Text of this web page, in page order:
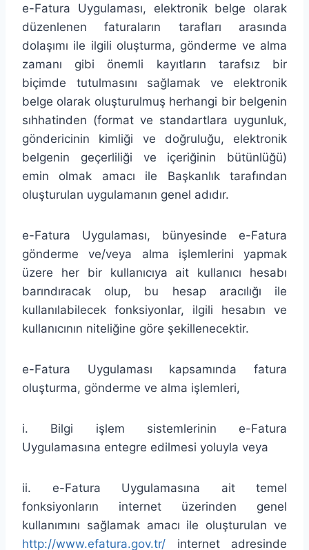
e-Fatura Uygulaması, elektronik belge olarak
düzenlenen faturaların tarafları arasında
dolaşımı ile ilgili oluşturma, gönderme ve alma
zamanı gibi önemli kayıtların tarafsız bir
biçimde tutulmasını sağlamak ve elektronik
belge olarak oluşturulmuş herhangi bir belgenin
sıhhatinden (format ve standartlara uygunluk,
göndericinin kimliği ve doğruluğu, elektronik
belgenin geçerliliği ve içeriğinin bütünlüğü)
emin olmak amacı ile Başkanlık tarafından
oluşturulan uygulamanın genel adıdır.
e-Fatura Uygulaması, bünyesinde e-Fatura
gönderme ve/veya alma işlemlerini yapmak
üzere her bir kullanıcıya ait kullanıcı hesabı
barındıracak olup, bu hesap aracılığı ile
kullanılabilecek fonksiyonlar, ilgili hesabın ve
kullanıcının niteliğine göre şekillenecektir.
e-Fatura Uygulaması kapsamında fatura
oluşturma, gönderme ve alma işlemleri,
i. Bilgi işlem sistemlerinin e-Fatura
Uygulamasına entegre edilmesi yoluyla veya
ii. e-Fatura Uygulamasına ait temel
fonksiyonların internet üzerinden genel
kullanımını sağlamak amacı ile oluşturulan ve
http://www.efatura.gov.tr/ internet adresinde